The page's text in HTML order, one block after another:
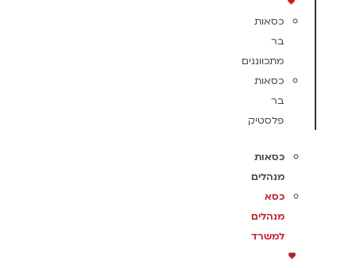
כסאות
בר
מתכווננים
כסאות
בר
פלסטיק
כסאות
מנהלים
כסא
מנהלים
למשרד